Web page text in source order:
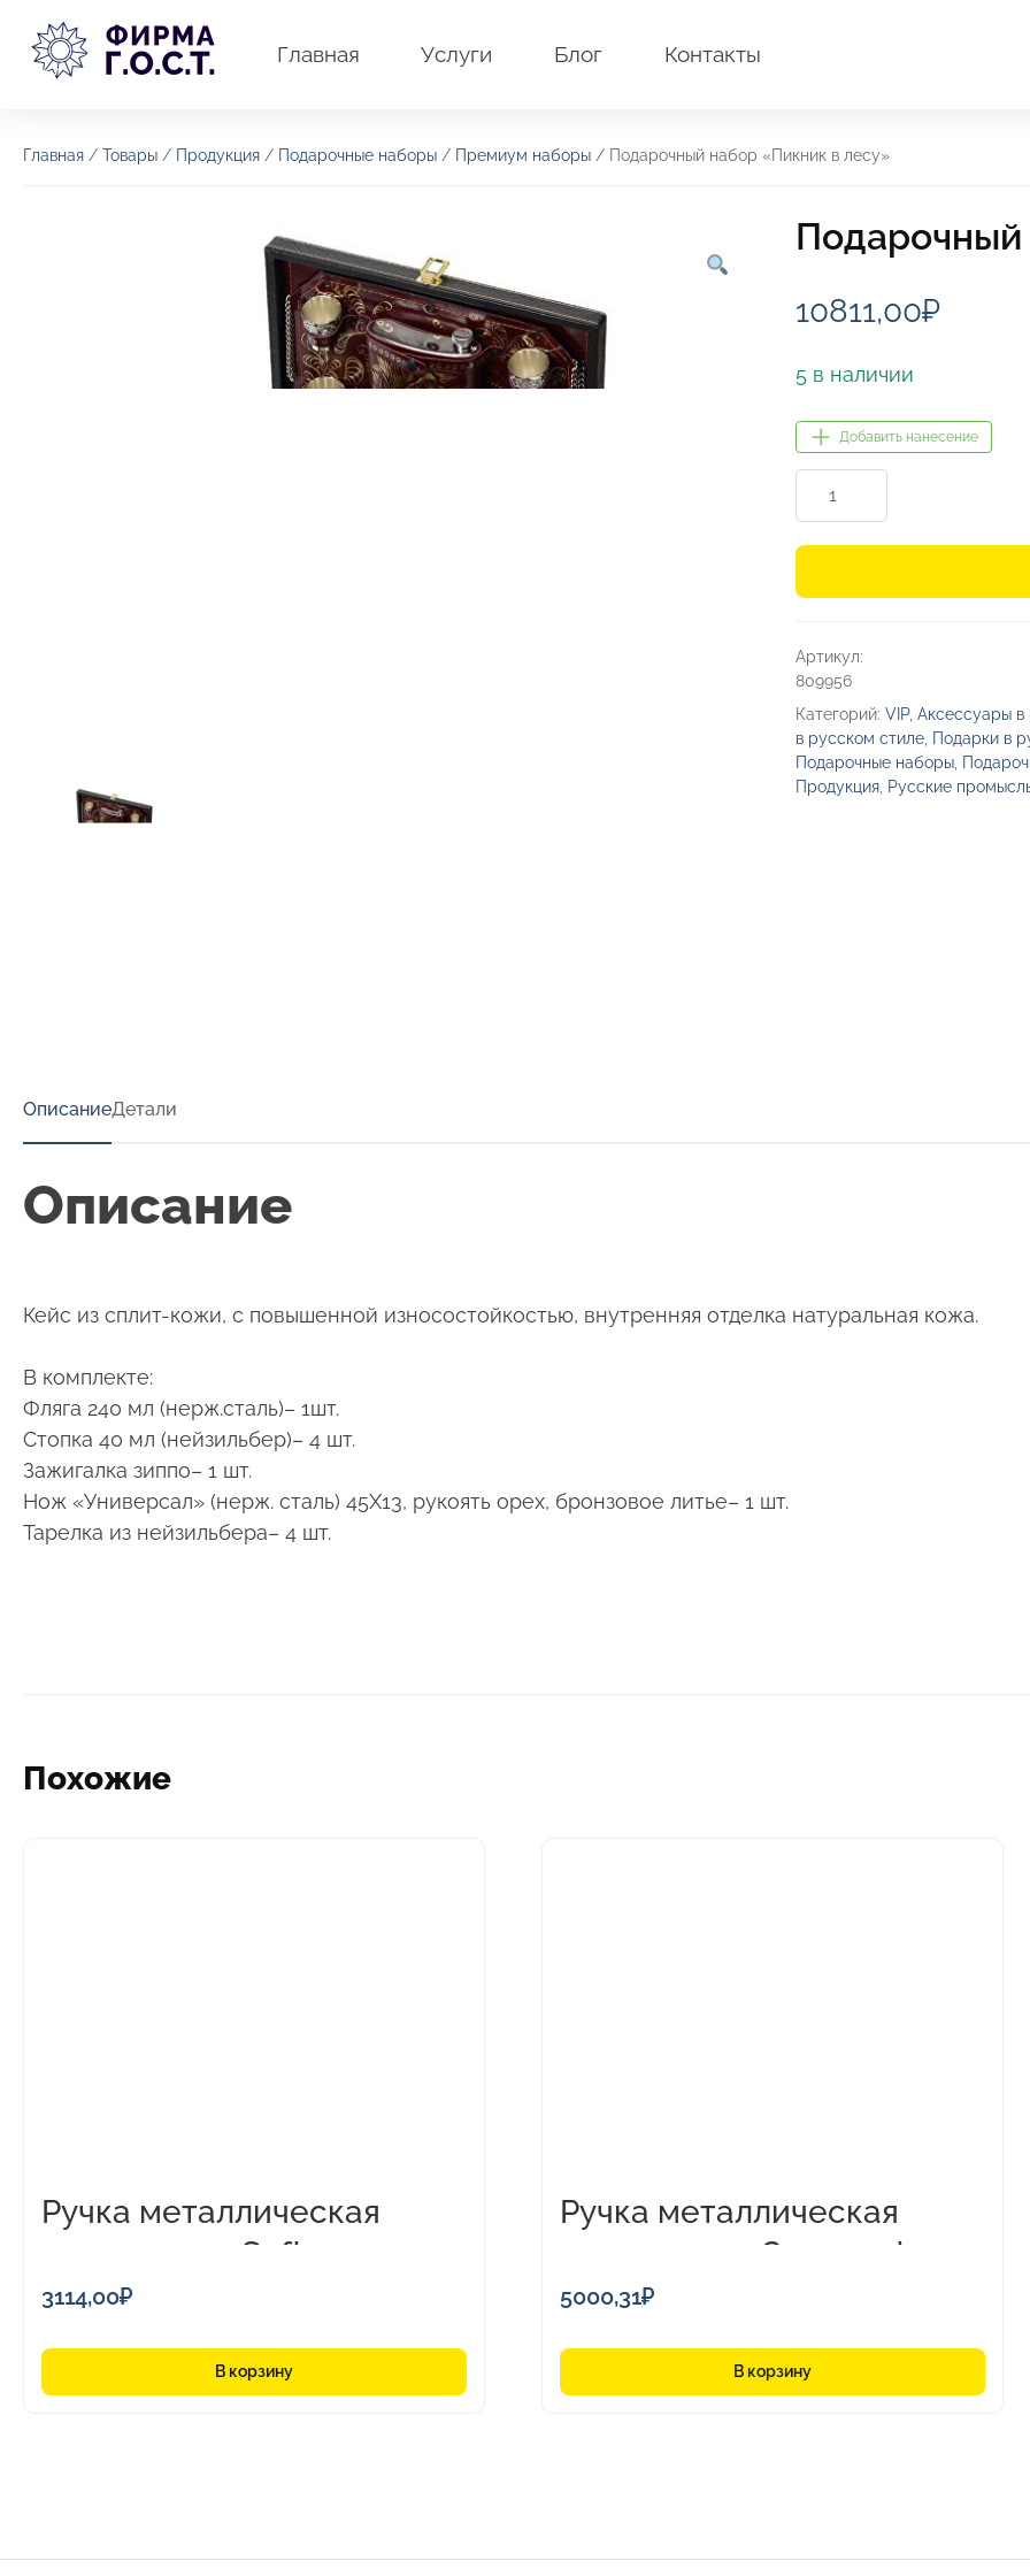
содержимому
Главная Услуги Блог Контакты
Главная / Товары / Продукция / Подарочные наборы / Премиум наборы / Подарочный набор «Пикник в лесу»
Подарочный
10811,00₽
5 в наличии
Добавить нанесение
товара
Подарочный
лесу»
Артикул:
809956
Категорий: VIP, Аксессуары в
в русском стиле Подарки в
Подарочные наборы
Продукция Русские
ОписаниеДетали
Описание
Кейс из сплит-кожи, с повышенной износостойкостью, внутренняя отделка натуральная кожа.
В комплекте:
Фляга 240 мл (нерж.сталь)– 1шт.
Стопка 40 мл (нейзильбер)– 4 шт.
Зажигалка зиппо– 1 шт.
Нож «Универсал» (нерж. сталь) 45Х13, рукоять орех, бронзовое литье– 1 шт.
Тарелка из нейзильбера– 4 шт.
Похожие
Ручка металлическая
шариковая «Soft»
3114,00₽
В корзину
Ручка металлическая
шариковая «Conquest
Blue»
5000,31₽
В корзину